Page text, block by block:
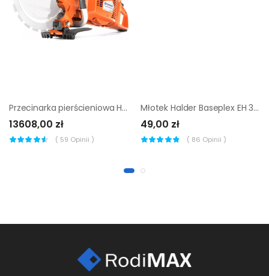
Przecinarka pierścieniowa Husqvarna K 970 Ring
13608,00 zł
( 59 Opinii )
Młotek Halder Baseplex EH 3908 25 mm (nylon)
49,00 zł
( 86 Opinii )